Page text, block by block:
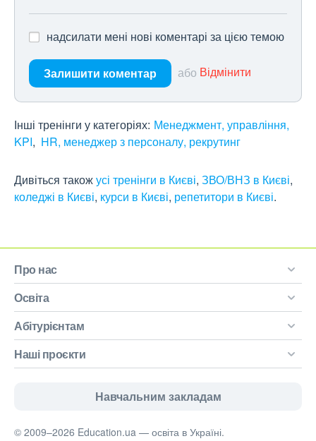
надсилати мені нові коментарі за цією темою
Залишити коментар або Відмінити
Інші тренінги у категоріях: Менеджмент, управління,
KPI
HR, менеджер з персоналу, рекрутинг
Дивіться такожусі тренінги в Києві, ЗВО/ВНЗ в Києві,
коледжі в Києві, курси в Києві, репетитори в Києві.
Про нас
Освіта
Абітурієнтам
Наші проєкти
Навчальним закладам
© 2009–2026 Education.ua — освіта в Україні.